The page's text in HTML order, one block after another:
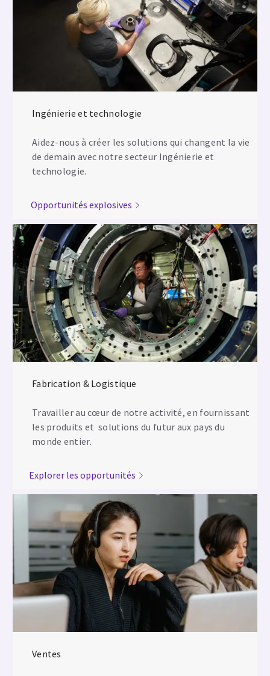
Ingénierie et technologie
Aidez-nous à créer les solutions qui changent la vie
de demain avec notre secteur Ingénierie et
technologie.
Opportunités explosives
Fabrication & Logistique
Travailler au cœur de notre activité, en fournissant
les produits et solutions du futur aux pays du
monde entier.
Explorer les opportunités
Ventes